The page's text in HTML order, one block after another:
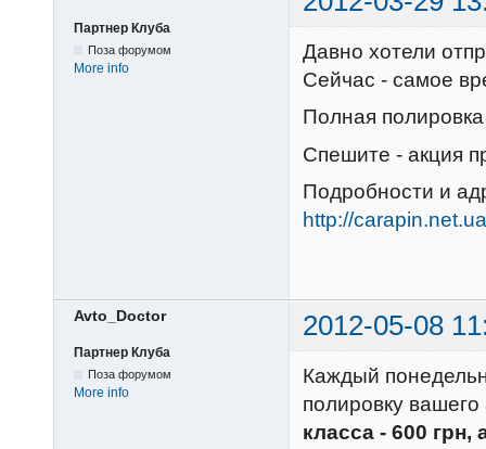
Партнер Клуба
Поза форумом
More info
Давно хотели
Сейчас - самое
Полная
Спешите - акция
Подробности и
http://
Avto_Doctor 2012-05-08
Партнер Клуба
Поза форумом
More info
Каждый
полировку
класса - 600 грн,